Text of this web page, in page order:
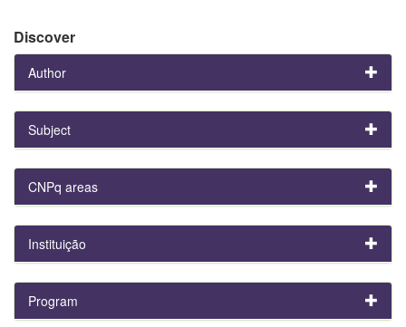
Discover
Author
Subject
CNPq areas
Instituição
Program